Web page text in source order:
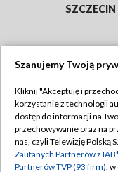
SZCZECIN
Abonament TVP
Emisja w TVP
Szanujemy Twoją
Kliknij "Akceptuję i
korzystanie z technologii
dostęp do informacji na
przechowywanie oraz na
nas, czyli Telewizję Polską
Zaufanych Partnerów z
Partnerów TVP (93 firm),